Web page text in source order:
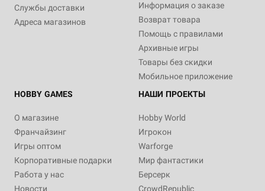
Службы доставки
Адреса магазинов
Информация о заказе
Возврат товара
Помощь с правилами
Архивные игры
Товары без скидки
Мобильное приложение
HOBBY GAMES
О магазине
Франчайзинг
Игры оптом
Корпоративные подарки
Работа у нас
Новости
НАШИ ПРОЕКТЫ
Hobby World
Игрокон
Warforge
Мир фантастики
Берсерк
CrowdRepublic